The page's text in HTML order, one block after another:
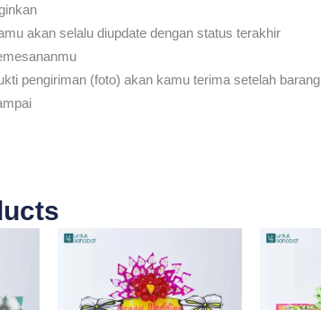
akan selalu diupdate dengan status terakhir
pengiriman (foto) akan kamu terima setelah barang